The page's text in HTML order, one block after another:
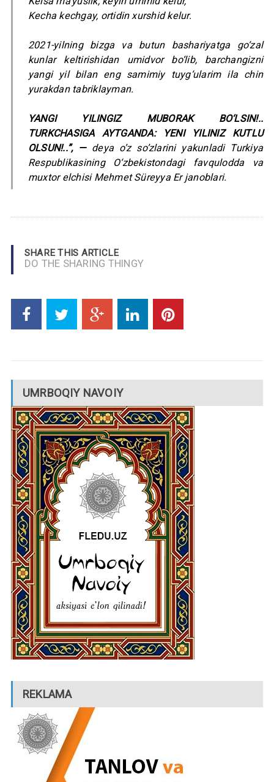
Kecha kechgay, ortidin xurshid kelur.
2021-yilning bizga va butun bashariyatga go‘zal
kunlar keltirishidan umidvor bo‘lib, barchangizni
yangi yil bilan eng samimiy tuyg‘ularim ila chin
yurakdan tabriklayman.
YANGI YILINGIZ MUBORAK BO‘LSIN!..
TURKCHASIGA AYTGANDA: YENI YILINIZ KUTLU
OLSUN!..”, —deya o’z so’zlarini yakunladi Turkiya
Respublikasining O‘zbekistondagi favqulodda va
muxtor elchisi Mehmet Süreyya Er janoblari.
SHARE THIS ARTICLE
DO THE SHARING THINGY
UMRBOQIY NAVOIY
REKLAMA